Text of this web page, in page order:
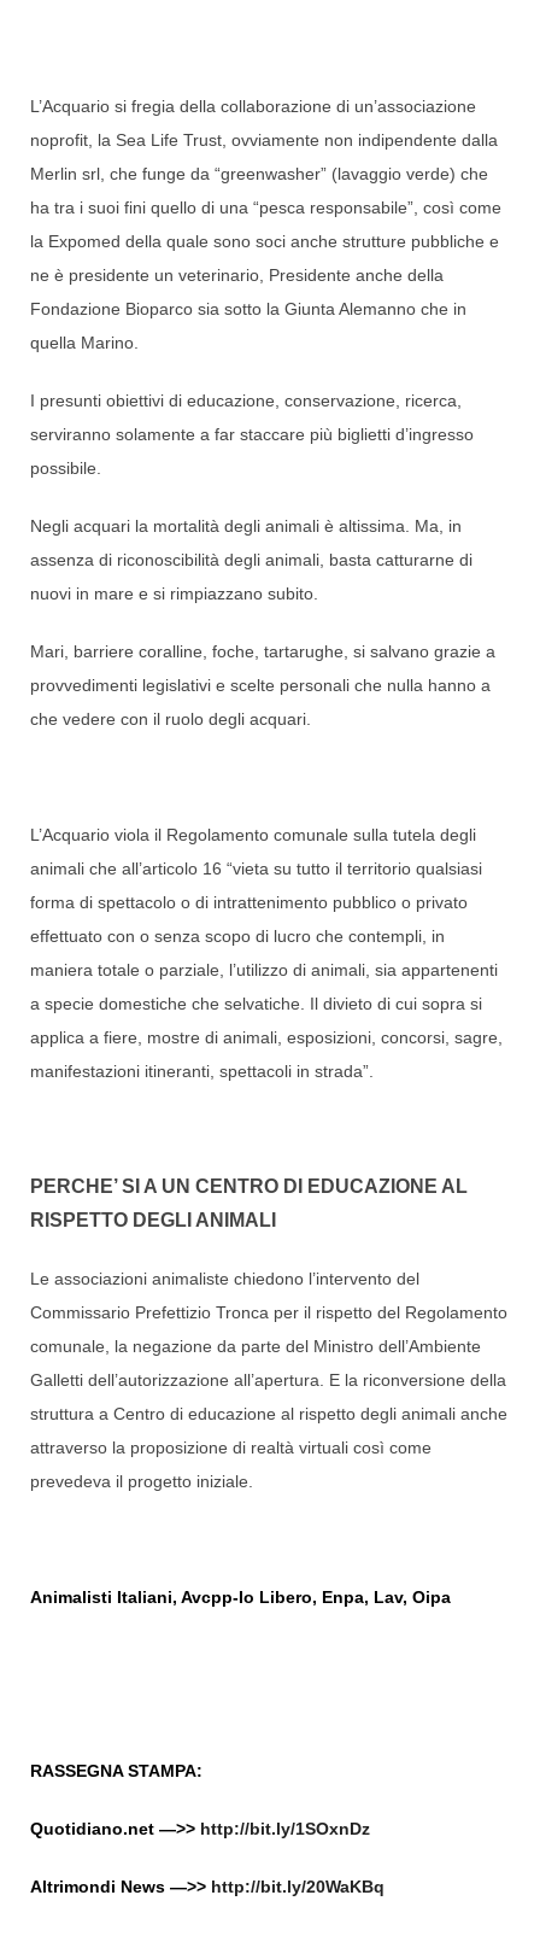
L’Acquario si fregia della collaborazione di un’associazione
noprofit, la Sea Life Trust, ovviamente non indipendente dalla
Merlin srl, che funge da “greenwasher” (lavaggio verde) che
ha tra i suoi fini quello di una “pesca responsabile”, così come
la Expomed della quale sono soci anche strutture pubbliche e
ne è presidente un veterinario, Presidente anche della
Fondazione Bioparco sia sotto la Giunta Alemanno che in
quella Marino.
I presunti obiettivi di educazione, conservazione, ricerca,
serviranno solamente a far staccare più biglietti d’ingresso
possibile.
Negli acquari la mortalità degli animali è altissima. Ma, in
assenza di riconoscibilità degli animali, basta catturarne di
nuovi in mare e si rimpiazzano subito.
Mari, barriere coralline, foche, tartarughe, si salvano grazie a
provvedimenti legislativi e scelte personali che nulla hanno a
che vedere con il ruolo degli acquari.
L’Acquario viola il Regolamento comunale sulla tutela degli
animali che all’articolo 16 “vieta su tutto il territorio qualsiasi
forma di spettacolo o di intrattenimento pubblico o privato
effettuato con o senza scopo di lucro che contempli, in
maniera totale o parziale, l’utilizzo di animali, sia appartenenti
a specie domestiche che selvatiche. Il divieto di cui sopra si
applica a fiere, mostre di animali, esposizioni, concorsi, sagre,
manifestazioni itineranti, spettacoli in strada”.
PERCHE’ SI A UN CENTRO DI EDUCAZIONE AL
RISPETTO DEGLI ANIMALI
Le associazioni animaliste chiedono l’intervento del
Commissario Prefettizio Tronca per il rispetto del Regolamento
comunale, la negazione da parte del Ministro dell’Ambiente
Galletti dell’autorizzazione all’apertura. E la riconversione della
struttura a Centro di educazione al rispetto degli animali anche
attraverso la proposizione di realtà virtuali così come
prevedeva il progetto iniziale.
Animalisti Italiani, Avcpp-Io Libero, Enpa, Lav, Oipa
RASSEGNA STAMPA:
Quotidiano.net —>> http://bit.ly/1SOxnDz
Altrimondi News —>> http://bit.ly/20WaKBq